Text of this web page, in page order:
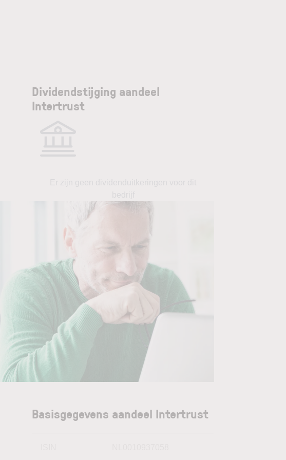
Dividendstijging aandeel
Intertrust
Basisgegevens aandeel Intertrust